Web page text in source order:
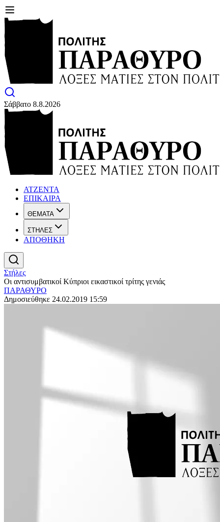
Σάββατο 8.8.2026
ΑΤΖΕΝΤΑ
ΕΠΙΚΑΙΡΑ
ΘΕΜΑΤΑ
ΣΤΗΛΕΣ
ΑΠΟΘΗΚΗ
Στήλες
Οι αντισυμβατικοί Κύπριοι εικαστικοί τρίτης γενιάς
ΠΑΡΑΘΥΡΟ
Δημοσιεύθηκε 24.02.2019 15:59